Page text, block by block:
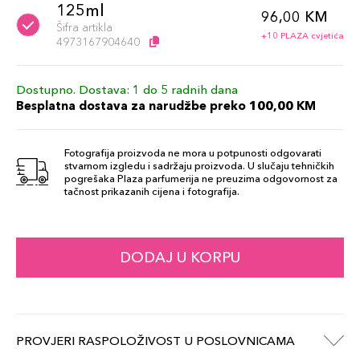
125ml
Šifra artikla
4973167904640
96,00 KM
+10 PLAZA cvjetića
Dostupno. Dostava: 1 do 5 radnih dana
Besplatna dostava za narudžbe preko 100,00 KM
Fotografija proizvoda ne mora u potpunosti odgovarati
stvarnom izgledu i sadržaju proizvoda. U slučaju tehničkih
pogrešaka Plaza parfumerija ne preuzima odgovornost za
tačnost prikazanih cijena i fotografija.
DODAJ U KORPU
PROVJERI RASPOLOŽIVOST U POSLOVNICAMA